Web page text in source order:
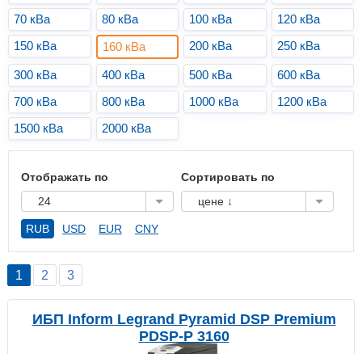
70 кВа
80 кВа 100 кВа
120 кВа
150 кВа
160 кВа 200 кВа 250 кВа
300 кВа 400 кВа 500 кВа
600 кВа
700 кВа
800 кВа 1000 кВа
1200 кВа
1500 кВа
2000 кВа
Отображать по
24
Сортировать по
цене ↓
RUB USD EUR CNY
1 2 3
ИБП Inform Legrand Pyramid DSP Premium
PDSP-P 3160